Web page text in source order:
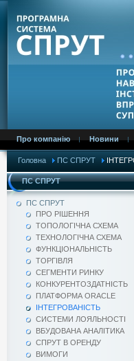
Про компанію Новини
Головна ПС СПРУТ
ПС СПРУТ
ПС СПРУТ
ПРО РІШЕННЯ
ТОПОЛОГІЧНА СХЕМА
ТЕХНОЛОГІЧНА СХЕМА
ФУНКЦІОНАЛЬНІСТЬ
ТОРГІВЛЯ
СЕГМЕНТИ РИНКУ
КОНКУРЕНТОЗДАТНІСТЬ
ПЛАТФОРМА ORACLE
ІНТЕГРОВАНІСТЬ
СИСТЕМИ ЛОЯЛЬНОСТІ
ВБУДОВАНА АНАЛІТИКА
СПРУТ В ОРЕНДУ
ВИМОГИ